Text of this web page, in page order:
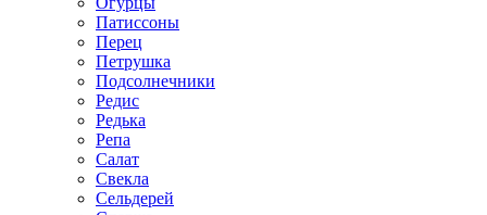
Патиссоны
Перец
Петрушка
Подсолнечники
Редис
Редька
Репа
Салат
Свекла
Сельдерей